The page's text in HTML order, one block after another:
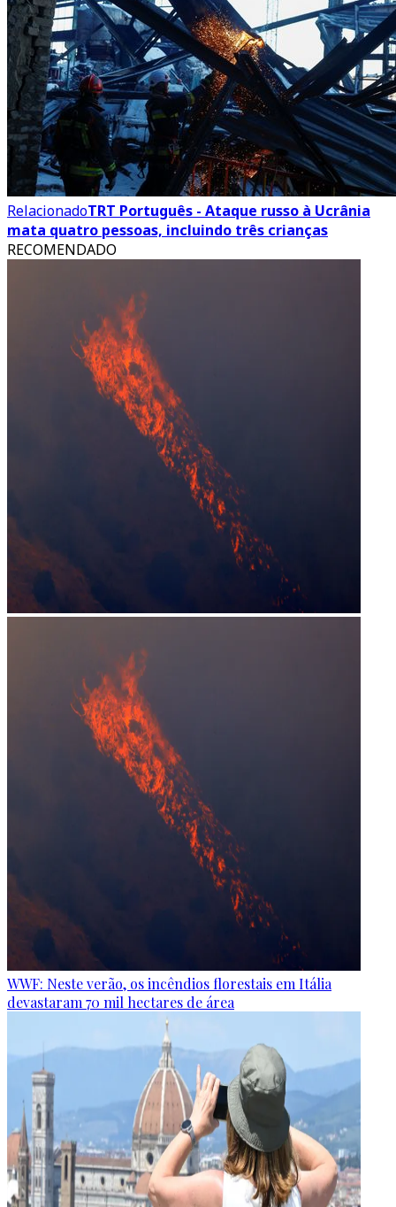
RelacionadoTRT Português - Ataque russo à Ucrânia
mata quatro pessoas, incluindo três crianças
RECOMENDADO
WWF: Neste verão, os incêndios florestais em Itália
devastaram 70 mil hectares de área